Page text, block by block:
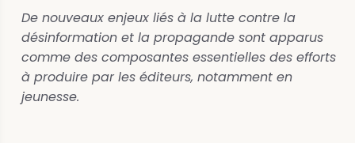
De nouveaux enjeux liés à la lutte contre la
désinformation et la propagande sont apparus
comme des composantes essentielles des efforts
à produire par les éditeurs, notamment en
jeunesse.